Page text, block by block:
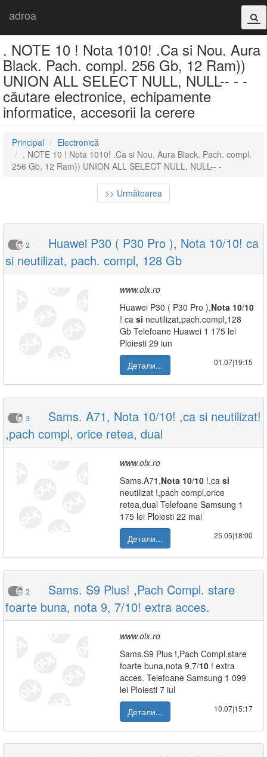
adroa
. NOTE 10 ! Nota 1010! .Ca si Nou. Aura
Black. Pach. compl. 256 Gb, 12 Ram))
UNION ALL SELECT NULL, NULL-- - -
căutare electronice, echipamente
informatice, accesorii la cerere
Principal
Electronică
. NOTE 10 ! Nota 1010! .Ca si Nou. Aura Black. Pach. compl.
256 Gb, 12 Ram)) UNION ALL SELECT NULL, NULL-- -
>> Următoarea
2
Huawei P30 ( P30 Pro ), Nota 10/10! ca
si neutilizat, pach. compl, 128 Gb
www.olx.ro
Huawei P30 ( P30 Pro ),Nota 10/10
! ca si neutilizat,pach.compl,128
Gb Telefoane Huawei 1 175 lei
Ploiesti 29 iun
Детали...
01.07|19:15
3
Sams. A71, Nota 10/10! ,ca si neutilizat!
,pach compl, orice retea, dual
www.olx.ro
Sams.A71,Nota 10/10 !,ca si
neutilizat !,pach compl,orice
retea,dual Telefoane Samsung 1
175 lei Ploiesti 22 mai
Детали...
25.05|18:00
2
Sams. S9 Plus! ,Pach Compl. stare
foarte buna, nota 9, 7/10! extra acces.
www.olx.ro
Sams.S9 Plus !,Pach Compl.stare
foarte buna,nota 9,7/10 ! extra
acces. Telefoane Samsung 1 099
lei Ploiesti 7 iul
Детали...
10.07|15:17